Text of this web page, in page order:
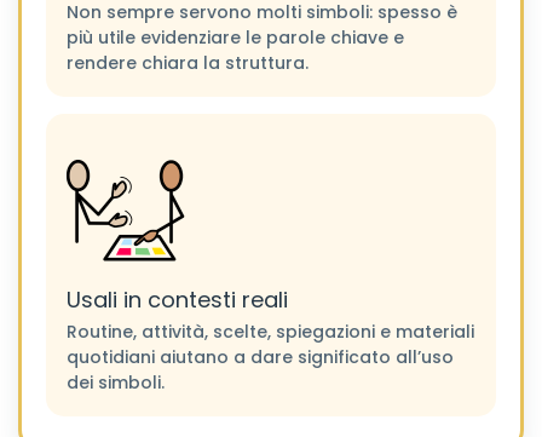
Non sempre servono molti simboli: spesso è
più utile evidenziare le parole chiave e
rendere chiara la struttura.
Usali in contesti reali
Routine, attività, scelte, spiegazioni e materiali
quotidiani aiutano a dare significato all’uso
dei simboli.